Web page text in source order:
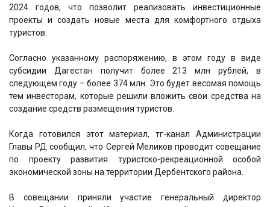
2024 годов, что позволит реализовать инвестиционные
проекты и создать новые места для комфортного отдыха
туристов.
Согласно указанному распоряжению, в этом году в виде
субсидии Дагестан получит более 213 млн рублей, в
следующем году – более 374 млн. Это будет весомая помощь
тем инвесторам, которые решили вложить свои средства на
создание средств размещения туристов.
Когда готовился этот материал, тг-канал Администрации
Главы РД сообщил, что Сергей Меликов проводит совещание
по проекту развития туристско-рекреационной особой
экономической зоны на территории Дербентского района.
В совещании приняли участие генеральный директор